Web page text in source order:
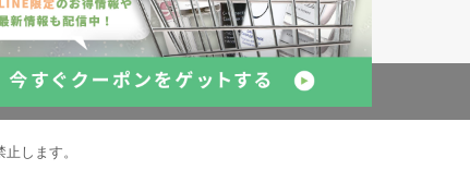
商品の通販サイトです。
化粧品も取り揃えています。
倉庫の管理体制
します。